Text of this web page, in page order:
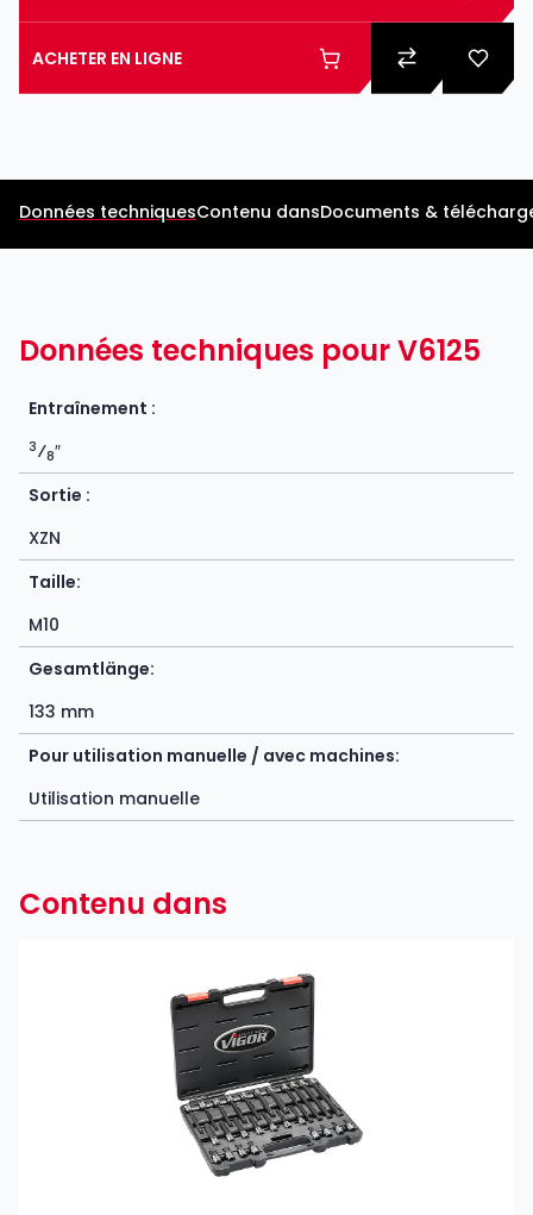
ACHETER EN LIGNE
Données techniquesContenu dansDocuments &
Données techniques pour V6125
Entraînement :
3⁄8″
Sortie :
XZN
Taille:
M10
Gesamtlänge:
133 mm
Pour utilisation manuelle / avec machines:
Utilisation manuelle
Contenu dans